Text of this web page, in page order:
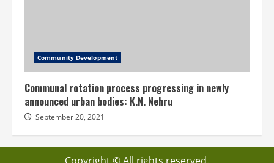
Community Development
Communal rotation process progressing in newly
announced urban bodies: K.N. Nehru
September 20, 2021